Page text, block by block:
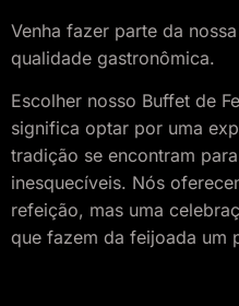
Venha fazer parte da
qualidade gastronômica.
Escolher nosso Buffet de
significa optar por uma
tradição se encontram
inesquecíveis. Nós
refeição, mas uma
que fazem da feijoada um